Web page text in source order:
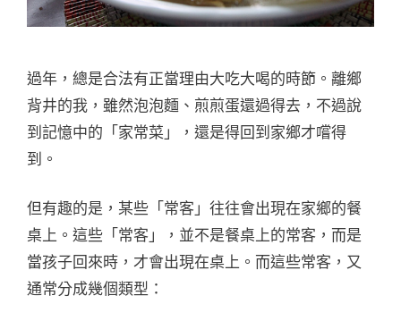
過年，總是合法有正當理由大吃大喝的時節。離鄉
背井的我，雖然泡泡麵、煎煎蛋還過得去，不過說
到記憶中的「家常菜」，還是得回到家鄉才嚐得
到。
但有趣的是，某些「常客」往往會出現在家鄉的餐
桌上。這些「常客」，並不是餐桌上的常客，而是
當孩子回來時，才會出現在桌上。而這些常客，又
通常分成幾個類型：